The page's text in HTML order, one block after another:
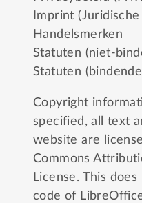
Imprint
Handelsmerken
Statuten (niet-
Statuten
Copyright
specified, all text
website are
Commons
License. This
code of